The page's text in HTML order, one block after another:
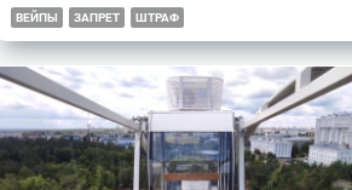
ВЕЙПЫ ЗАПРЕТ ШТРАФ